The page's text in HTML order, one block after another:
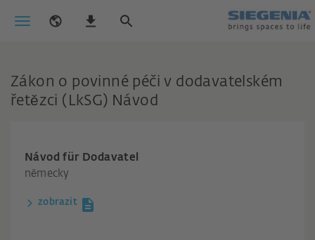
Zákon o povinné péči v dodavatelském
řetězci (LkSG) Návod
Návod für Dodavatel
německy
zobrazit